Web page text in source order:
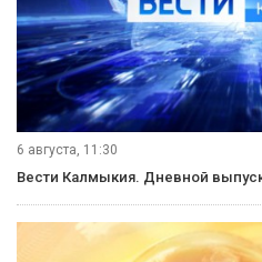
6 августа, 11:30
Вести Калмыкия. Дневной выпуск